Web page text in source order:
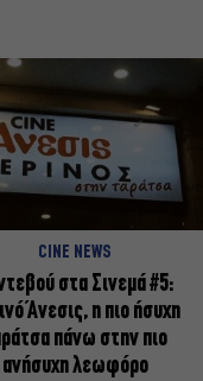
CINE NEWS
στα Σινεμά #5:
Άνεσις, η πιο ήσυχη
πάνω στην πιο
ανήσυχη λεωφόρο